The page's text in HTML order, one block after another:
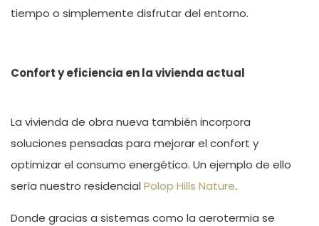
tiempo o simplemente disfrutar del entorno.
Confort y eficiencia en la vivienda actual
La vivienda de obra nueva también incorpora
soluciones pensadas para mejorar el confort y
optimizar el consumo energético. Un ejemplo de ello
sería nuestro residencial Polop Hills Nature.
Donde gracias a sistemas como la aerotermia se